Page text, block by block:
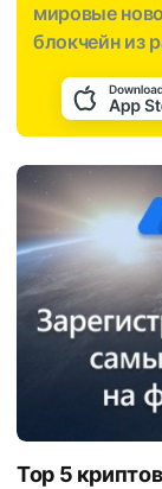
мировые
блокчейн из
Top 5